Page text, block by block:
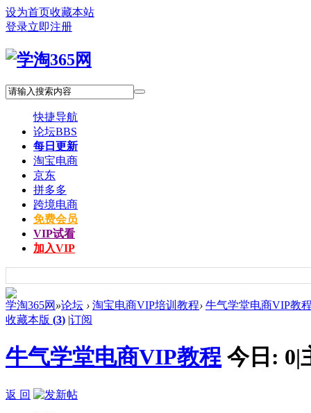
设为首页收藏本站
登录立即注册
快捷导航
论坛BBS
每日更新
淘宝电商
京东
拼多多
跨境电商
免费会员
VIP试看
加入VIP
学淘365网 »论坛 › 淘宝电商VIP培训教程› 牛气学堂电商VIP教
收藏本版 (3) |订阅
牛气学堂电商VIP教程 今日: 0|
返 回